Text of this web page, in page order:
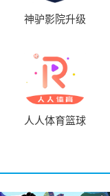
神驴影院升级
人人体育篮球